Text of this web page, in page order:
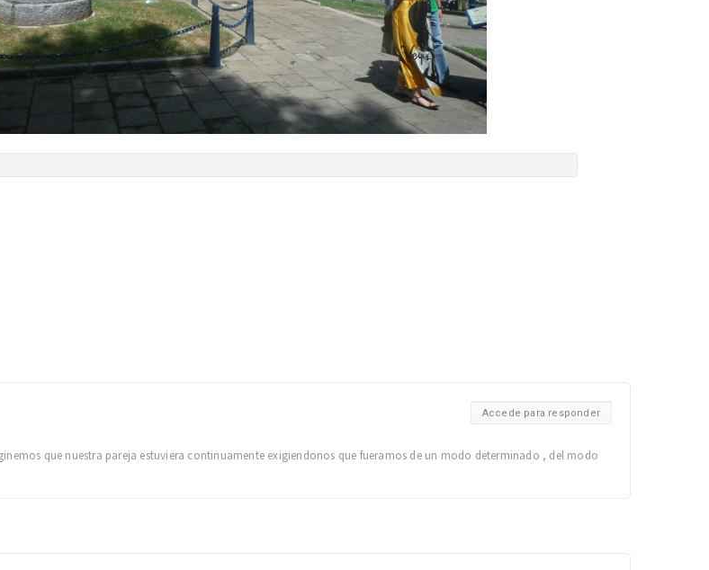
Accede para responder
que nuestra pareja estuviera continuamente exigiendonos que fueramos de un modo determinado , del modo